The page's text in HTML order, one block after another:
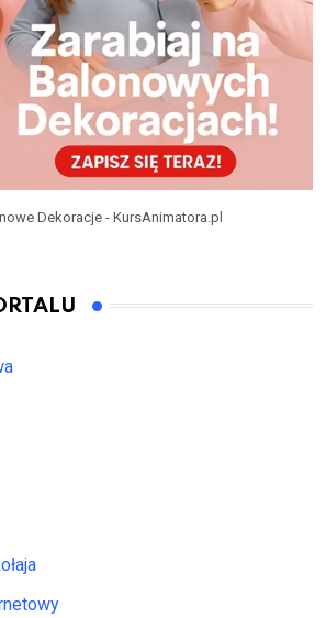
Dekoracje - KursAnimatora.pl